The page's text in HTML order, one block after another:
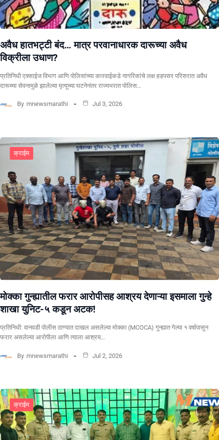
अवैध हातभट्टी बंद… मात्र परवानाधारक दारूच्या अवैध
विक्रीला उधाण?
प्रतिनिधी एक्साईज विभाग आणि पोलिसांच्या कारवाईकडे नागरिकांचे लक्ष हडपसर परिसरात अवैध
दारूच्या सेवनामुळे झालेल्या मृत्यूच्या घटनेनंतर राज्यभरात पोलिस…
By mnewsmarathi Jul 3, 2026
क्राईम
मोक्का गुन्ह्यातील फरार आरोपीसह आश्रय देणाऱ्या इसमाला गुन्हे
शाखा युनिट-५ कडून अटक!
प्रतिनिधी: वानवडी पोलीस ठाण्यात दाखल असलेल्या मोक्का (MCOCA) गुन्ह्यात गेल्या १ वर्षापासून
फरार असलेल्या आरोपीला आणि त्याला आश्रय…
By mnewsmarathi Jul 2, 2026
क्राईम